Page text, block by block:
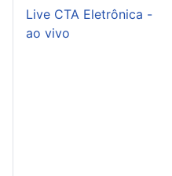
Live CTA Eletrônica -
ao vivo